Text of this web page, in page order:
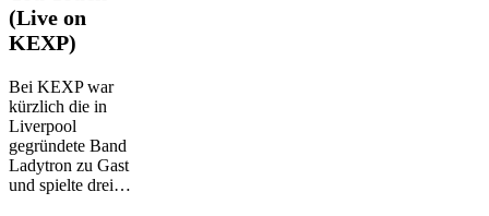
Touch“
(Live
on
(Live on
KEXP)
Bei KEXP war
kürzlich die in
Liverpool
gegründete Band
Ladytron zu Gast
und spielte drei…